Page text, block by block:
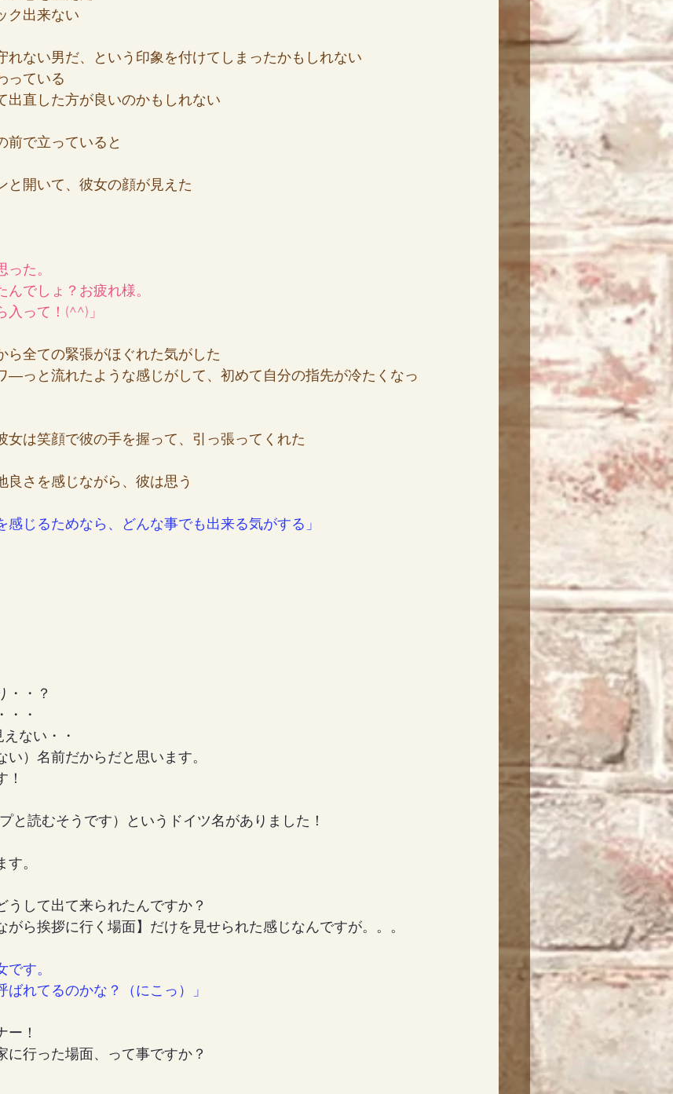
ク出来ない
れない男だ、という印象を付けてしまったかもしれない
っている
出直した方が良いのかもしれない
前で立っていると
と開いて、彼女の顔が見えた
った。
でしょ？お疲れ様。
って！(^^)」
ら全ての緊張がほぐれた気がした
―っと流れたような感じがして、初めて自分の指先が冷たくなっ
女は笑顔で彼の手を握って、引っ張ってくれた
良さを感じながら、彼は思う
感じるためなら、どんな事でも出来る気がする」
・・？
・・
ない・・
）名前だからだと思います。
！
と読むそうです）というドイツ名がありました！
。
うして出て来られたんですか？
ら挨拶に行く場面】だけを見せられた感じなんですが。。。
です。
れてるのかな？（にこっ）」
ー！
に行った場面、って事ですか？